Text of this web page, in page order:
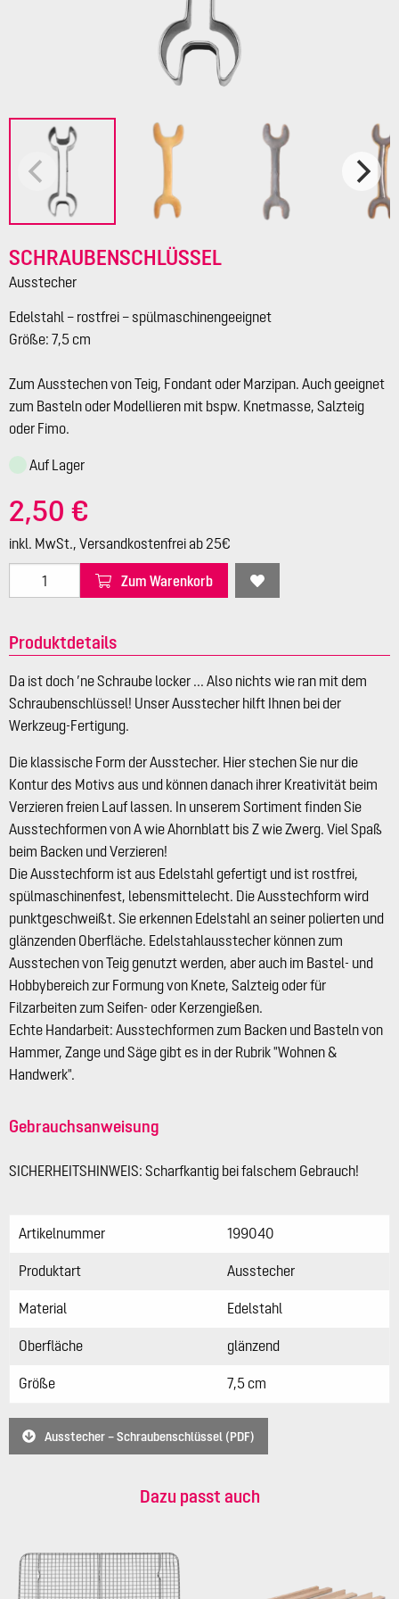
SCHRAUBENSCHLÜSSEL
Ausstecher
Edelstahl – rostfrei – spülmaschinengeeignet
Größe: 7,5 cm
Zum Ausstechen von Teig, Fondant oder Marzipan. Auch geeignet
zum Basteln oder Modellieren mit bspw. Knetmasse, Salzteig
oder Fimo.
Auf Lager
2,50 €
inkl. MwSt., Versandkostenfrei ab 25€
Zum Warenkorb
Produktdetails
Da ist doch ’ne Schraube locker ... Also nichts wie ran mit dem
Schraubenschlüssel! Unser Ausstecher hilft Ihnen bei der
Werkzeug-Fertigung.
Die klassische Form der Ausstecher. Hier stechen Sie nur die
Kontur des Motivs aus und können danach ihrer Kreativität beim
Verzieren freien Lauf lassen. In unserem Sortiment finden Sie
Ausstechformen von A wie Ahornblatt bis Z wie Zwerg. Viel Spaß
beim Backen und Verzieren!
Die Ausstechform ist aus Edelstahl gefertigt und ist rostfrei,
spülmaschinenfest, lebensmittelecht. Die Ausstechform wird
punktgeschweißt. Sie erkennen Edelstahl an seiner polierten und
glänzenden Oberfläche. Edelstahlausstecher können zum
Ausstechen von Teig genutzt werden, aber auch im Bastel- und
Hobbybereich zur Formung von Knete, Salzteig oder für
Filzarbeiten zum Seifen- oder Kerzengießen.
Echte Handarbeit: Ausstechformen zum Backen und Basteln von
Hammer, Zange und Säge gibt es in der Rubrik "Wohnen &
Handwerk".
Gebrauchsanweisung
SICHERHEITSHINWEIS: Scharfkantig bei falschem Gebrauch!
Artikelnummer 199040
Produktart Ausstecher
Material Edelstahl
Oberfläche glänzend
Größe 7,5 cm
Ausstecher – Schraubenschlüssel (PDF)
Dazu passt auch